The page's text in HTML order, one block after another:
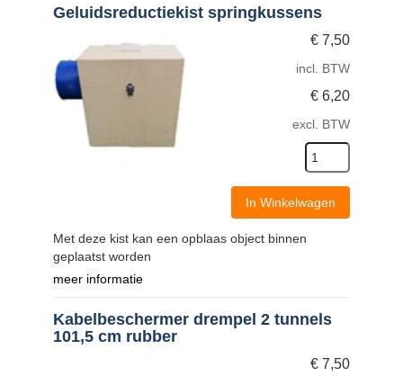
Geluidsreductiekist springkussens
€ 7,50
incl. BTW
€ 6,20
excl. BTW
In Winkelwagen
Met deze kist kan een opblaas object binnen
geplaatst worden
meer informatie
Kabelbeschermer drempel 2 tunnels
101,5 cm rubber
€ 7,50